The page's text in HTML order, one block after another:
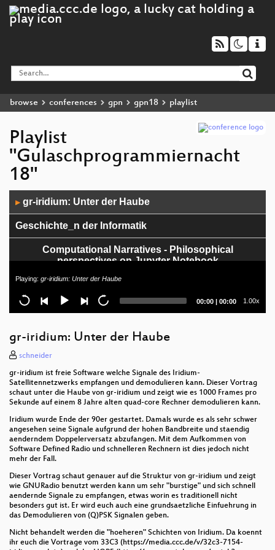
browse conferences gpn gpn18 playlist
Playlist
"Gulaschprogrammiernacht
18"
Player
▶ gr-iridium: Unter der Haube
Geschichte_n der Informatik
Computational Narratives - Philosophical
perspectives on Jupyter Notebook
Logbuch:Netzpolitik 253
One Brain, One Keyboard, One Editor
Frida - (Game)Hacking mit JavaScript
tmux - Warum ein schwarzes Fenster am Bildschirm
reicht
Go für Programmierer
Language Without Code: The Extremes of
Nonprogrammable and Conceptual Programming
Languages
Gimmicks into Augmented reality
Vorlesungsaufzeichnung an der Uni -
vollautomatisch
Open Source in High-Performance Networks
$QL from Hell
Playing: gr-iridium: Unter der Haube
Current
00:00 | Total
00:00 1.00x
gr-iridium: Unter der Haube
schneider
gr-iridium ist freie Software welche Signale des Iridium-
Satellitennetzwerks empfangen und demodulieren kann. Dieser Vortrag
schaut unter die Haube von gr-iridium und zeigt wie es 1000 Frames pro
Sekunde auf einem 8 Jahre alten quad-core Rechner demodulieren kann.
Iridium wurde Ende der 90er gestartet. Damals wurde es als sehr schwer
angesehen seine Signale aufgrund der hohen Bandbreite und staendig
aenderndem Doppelerversatz abzufangen. Mit dem Aufkommen von
Software Defined Radio und schnelleren Rechnern ist dies jedoch nicht
mehr der Fall.
Dieser Vortrag schaut genauer auf die Struktur von gr-iridium und zeigt
wie GNURadio benutzt werden kann um sehr "burstige" und sich schnell
aendernde Signale zu empfangen, etwas worin es traditionell nicht
besonders gut ist. Er wird euch auch eine grundsaetzliche Einfuehrung in
das Demodulieren von (Q)PSK Signalen geben.
Nicht behandelt werden die "hoeheren" Schichten von Iridium. Da koennt
ihr euch die Vortrage vom 33C3 (https://media.ccc.de/v/32c3-7154-